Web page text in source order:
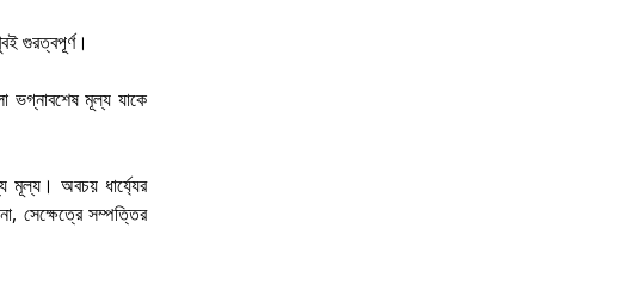
গুরত্বপূর্ণ।
ভগ্নাবশেষ মূল্য যাকে
মূল্য। অবচয় ধার্য্যের
, সেক্ষেত্রে সম্পত্তির